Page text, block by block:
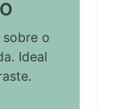
o
Ideal